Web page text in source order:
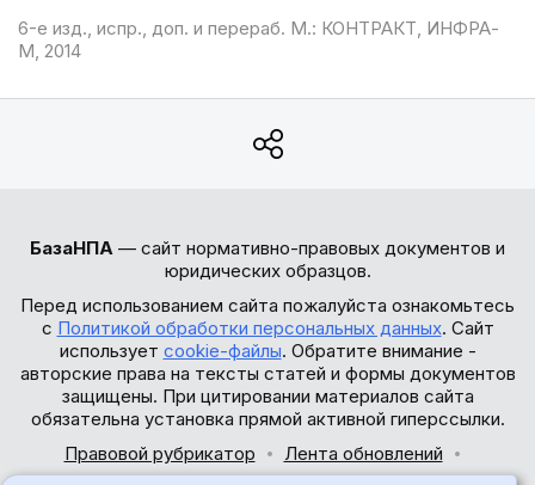
6-е изд., испр., доп. и перераб. М.: КОНТРАКТ, ИНФРА-
М, 2014
БазаНПА — сайт нормативно-правовых документов и
юридических образцов.
Перед использованием сайта пожалуйста ознакомьтесь
с Политикой обработки персональных данных. Сайт
использует cookie-файлы. Обратите внимание -
авторские права на тексты статей и формы документов
защищены. При цитировании материалов сайта
обязательна установка прямой активной гиперссылки.
Правовой рубрикатор
Лента обновлений